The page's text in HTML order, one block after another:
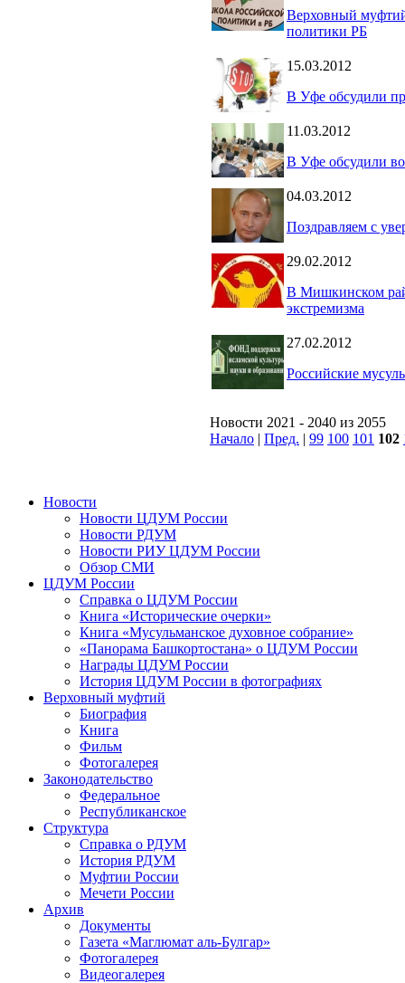
Верховный
политики РБ
15.03.2012
В Уфе обсудили
11.03.2012
В Уфе обсудили
04.03.2012
Поздравляем с
29.02.2012
В Мишкинском
экстремизма
27.02.2012
Российские
Новости 2021 - 2040 из 2055
Начало | Пред. | 99 100 101 102
Новости
Новости ЦДУМ России
Новости РДУМ
Новости РИУ ЦДУМ России
Обзор СМИ
ЦДУМ России
Справка о ЦДУМ России
Книга «Исторические очерки»
Книга «Мусульманское духовное собрание»
«Панорама Башкортостана» о ЦДУМ России
Награды ЦДУМ России
История ЦДУМ России в фотографиях
Верховный муфтий
Биография
Книга
Фильм
Фотогалерея
Законодательство
Федеральное
Республиканское
Структура
Справка о РДУМ
История РДУМ
Муфтии России
Мечети России
Архив
Документы
Газета «Маглюмат аль-Булгар»
Фотогалерея
Видеогалерея